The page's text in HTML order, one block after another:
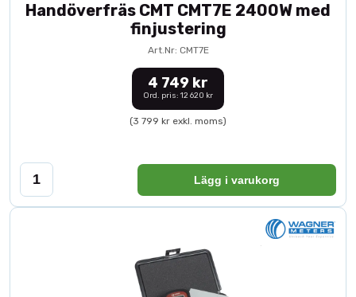
Handöverfräs CMT CMT7E 2400W med
finjustering
Art.Nr: CMT7E
4 749 kr
Ord. pris: 12 620 kr
(3 799 kr exkl. moms)
Lägg i varukorg